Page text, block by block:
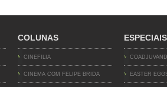
COLUNAS
CINEFILIA
CINEMA COM FELIPE BRIDA
ESPECIAIS
EASTER